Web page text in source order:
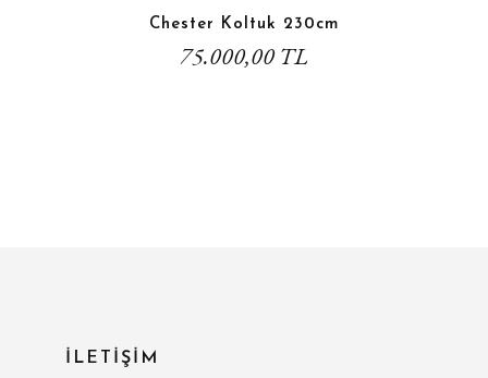
Chester Koltuk 230cm
75.000,00 TL
İLETİŞİM